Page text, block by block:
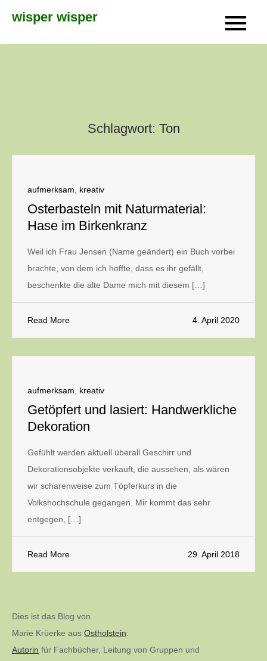
wisper wisper
Schlagwort: Ton
aufmerksam kreativ
Osterbasteln mit Naturmaterial:
Hase im Birkenkranz
Weil ich Frau Jensen (Name geändert) ein Buch vorbei
brachte, von dem ich hoffte, dass es ihr gefällt,
beschenkte die alte Dame mich mit diesem […]
Read More 4. April 2020
aufmerksam kreativ
Getöpfert und lasiert: Handwerkliche
Dekoration
Gefühlt werden aktuell überall Geschirr und
Dekorationsobjekte verkauft, die aussehen, als wären
wir scharenweise zum Töpferkurs in die
Volkshochschule gegangen. Mir kommt das sehr
entgegen, […]
Read More 29. April 2018
Dies ist das Blog von
Marie Krüerke aus Ostholstein:
Autorin für Fachbücher, Leitung von Gruppen und